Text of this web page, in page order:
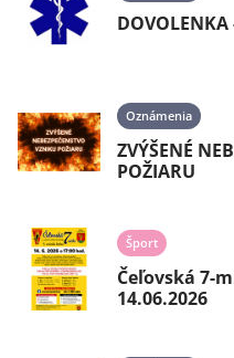
Oznámenia
ZVÝŠENÉ
POŽIARU
Šport
Čeľovská 7-
14.06.2026